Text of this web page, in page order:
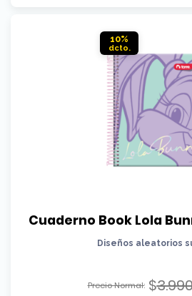
10%
Cuaderno Book Lola
Diseños aleatorios
$